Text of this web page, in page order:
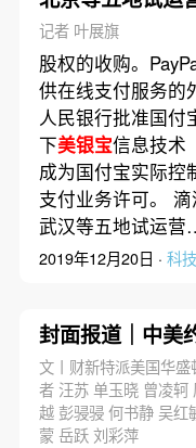
字节跳动不正当
PayPal完成对
股权收购
记者 叶展旗
股权的收购。
供在线支付服务的
人民银行批准国付
下美银宝信息技术
成为国付宝实际控
支付业务许可。 滴
武汉等五地试运
2019年12月20日 · 科技
封面报道｜中美
文丨财新特派美国华
者 汪苏 单玉晓 曾凌轲
越 彭骎骎 何书静 吴红
蒙 岳跃 刘彩萍